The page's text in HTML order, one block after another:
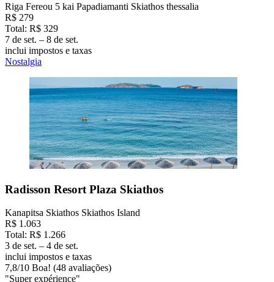
Riga Fereou 5 kai Papadiamanti Skiathos thessalia
R$ 279
Total: R$ 329
7 de set. – 8 de set.
inclui impostos e taxas
Nostalgia
Radisson Resort Plaza Skiathos
Kanapitsa Skiathos Skiathos Island
R$ 1.063
Total: R$ 1.266
3 de set. – 4 de set.
inclui impostos e taxas
7,8/10 Boa! (48 avaliações)
"Super expérience"